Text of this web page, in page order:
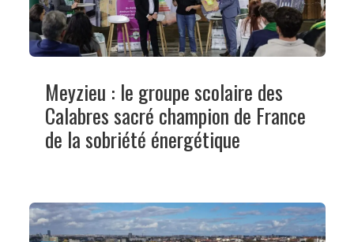
Meyzieu : le groupe scolaire des
Calabres sacré champion de France
de la sobriété énergétique